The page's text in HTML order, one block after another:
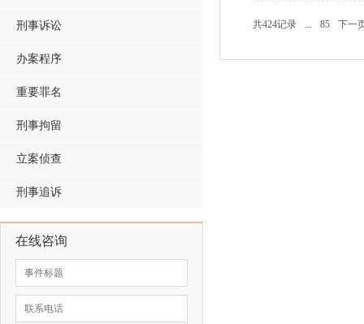
刑事诉讼
办案程序
重要罪名
刑事拘留
立案侦查
刑事追诉
在线咨询
共424记录 ... 85 下一